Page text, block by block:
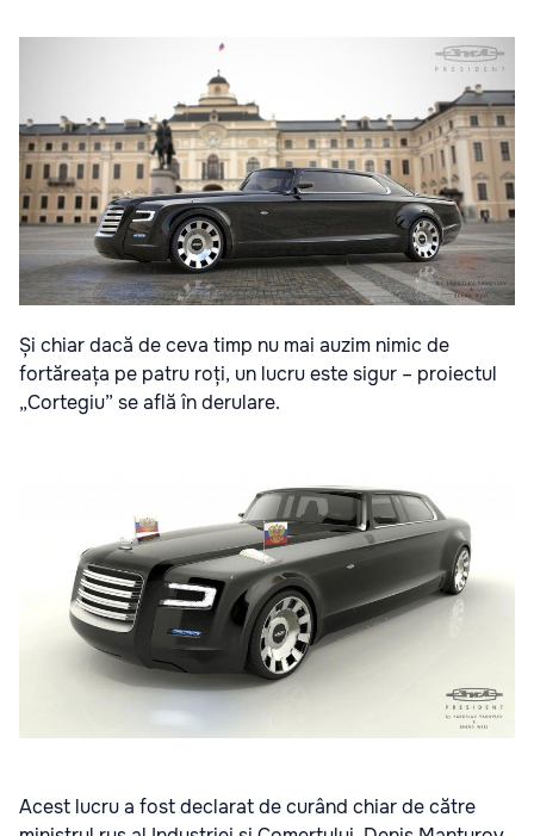
Și chiar dacă de ceva timp nu mai auzim nimic de
fortăreața pe patru roți, un lucru este sigur – proiectul
„Cortegiu” se află în derulare.
Acest lucru a fost declarat de curând chiar de către